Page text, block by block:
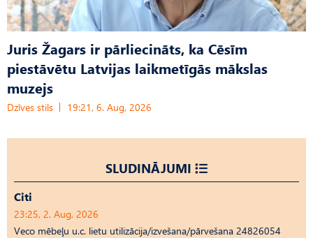
Juris Žagars ir pārliecināts, ka Cēsīm
piestāvētu Latvijas laikmetīgās mākslas
muzejs
Dzīves stils 19:21, 6. Aug, 2026
SLUDINĀJUMI
Citi
23:25, 2. Aug, 2026
Veco mēbeļu u.c. lietu utilizācija/izvešana/pārvešana 24826054